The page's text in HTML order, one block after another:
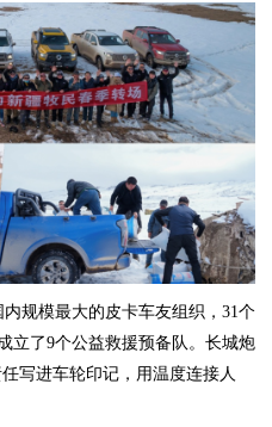
规模最大的皮卡车友组织，31个
立了9个公益救援预备队。长城炮
写进车轮印记，用温度连接人